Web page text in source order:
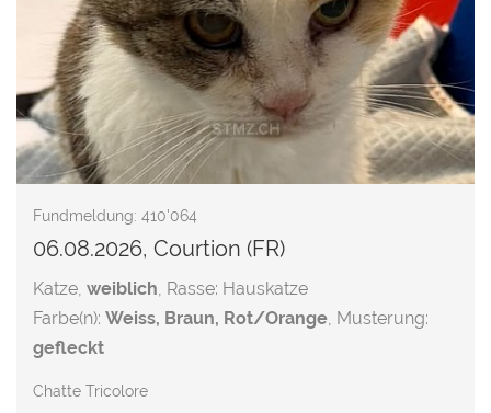
Fundmeldung: 410'064
06.08.2026, Courtion (FR)
Katze, weiblich, Rasse: Hauskatze
Farbe(n): Weiss, Braun, Rot/Orange, Musterung:
gefleckt
Chatte Tricolore